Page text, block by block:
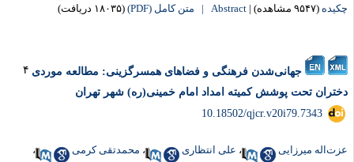
(۹۵۴۷ مشاهده) |
Abstract | متن کامل (PDF) (۱۸۰۳۵ دریافت)
جهانی‌‌شدن فرهنگی و فضاهای همسرگزینی: مطالعه موردی
تحت پوشش کمیته امداد امام خمینی(ره) شهر تهران
۴
‎ 10.18502/qjcr.v20i79.7343
میرزایی ،علی انتظاری ،محمدتقی کرمی ،